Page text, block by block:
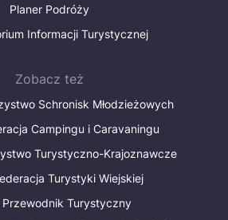
Planer Podróży
Informacji Turystycznej
Zobacz też
Schronisk Młodzieżowych
Campingu i Caravaningu
Turystyczno-Krajoznawcze
Turystyki Wiejskiej
Przewodnik Turystyczny